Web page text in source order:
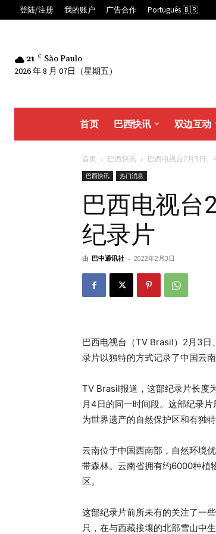
登陆/注册 我的账户 广告合作 Português 🇧🇷
21 C São Paulo
2026 年 8 月 07日（星期五）
首页 巴西快讯 双边互动
首页 巴西快讯 巴西电视台2月3日、
巴西快讯 热门消息
巴西电视台
纪录片
由 巴中通讯社 - 2022年2月3日
巴西电视台（TV Brasil）2月3
录片以独特的方式记录了中国云南
TV Brasil报道，这部纪录片长度
月4日的同一时间段。这部纪录
为世界遗产的自然保护区和有独
云南位于中国西南部，自然环境
带森林。云南省拥有约6000种植
区。
这部纪录片前所未有的关注了一
只，在与西藏接壤的北部雪山中